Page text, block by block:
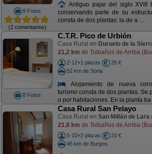
8 Fotos
(2 comentarios)
Antiguo pajar del siglo XVIII
conservando parte de su
consta de dos plantas: la de a ...
8 Fotos
C.T.R. Pico de Urbión
Casa Rural en Duruelo de la
21,2 km de Tolbaños de Arriba
2-12+1 plazas
25 €
52 km de Soria
Alojamiento de nueva
turismo consta de dos plantas. Se
o por habitaciones. En la planta ba
Casa Rural San Pelayo
Casa Rural en San Millán de Lara
21,8 km de Tolbaños de Arriba
5-10+2 plazas
20 €
45 km de Burgos